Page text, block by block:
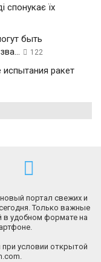
спонукає їх
быть
122
ракет
портал свежих и
Только важные
в удобном формате на
условии открытой